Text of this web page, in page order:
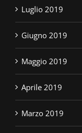
Luglio 2019
Giugno 2019
Maggio 2019
Aprile 2019
Marzo 2019